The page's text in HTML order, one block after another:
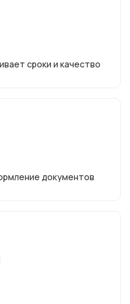
сроки и качество
документов